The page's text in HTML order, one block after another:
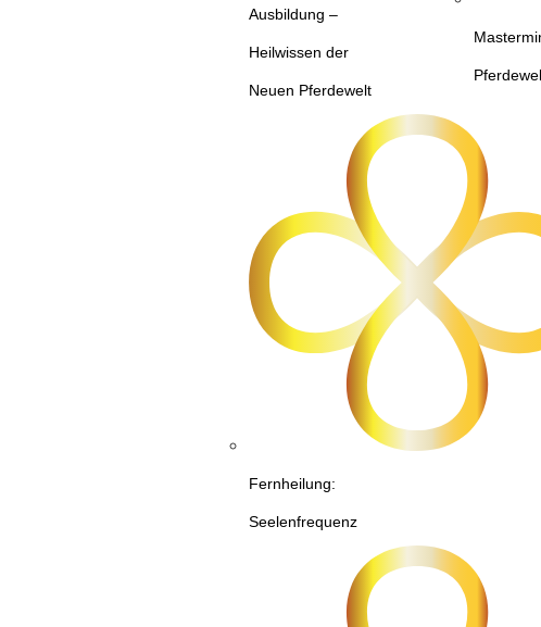
Ausbildung –
Heilwissen der
Neuen Pferdewelt
Fernheilung:
Seelenfrequenz